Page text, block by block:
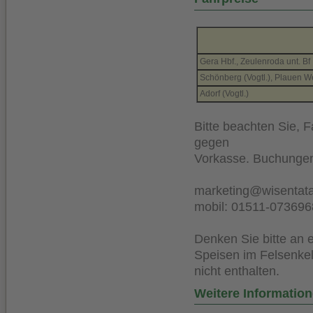
Gera Hbf., Zeulenroda unt. Bf
Schönberg (Vogtl.), Plauen
Adorf (Vogtl.)
Bitte beachten Sie,
gegen
Vorkasse.
mobil: 01511-
Denken Sie bitte an
Speisen im
nicht enthalten.
Weitere